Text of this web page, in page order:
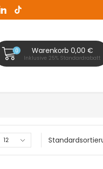
Zaunplanet ist Ihr
0 Warenkorb 0,00 €
Inklusive 25% Standardrabatt